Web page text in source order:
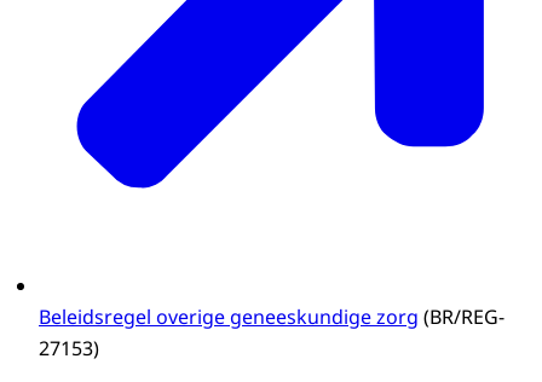
Beleidsregel overige geneeskundige zorg (BR/REG-
27153)